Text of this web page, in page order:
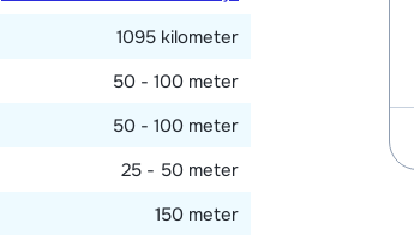
1095 kilometer
50 - 100 meter
50 - 100 meter
25 - 50 meter
150 meter